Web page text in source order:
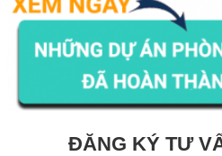
ĐĂNG KÝ TƯ